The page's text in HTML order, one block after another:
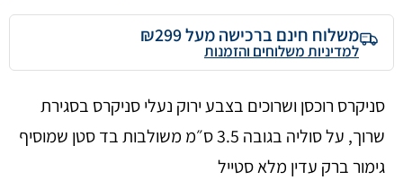
משלוח חינם ברכישה מעל ₪299
למדיניות משלוחים והזמנות
סניקרס רוכסן ושרוכים בצבע ירוק נעלי סניקרס בסגירת
שרוך, על סוליה בגובה 3.5 ס״מ משולבות בד סטן שמוסיף
גימור ברק עדין מלא סטייל